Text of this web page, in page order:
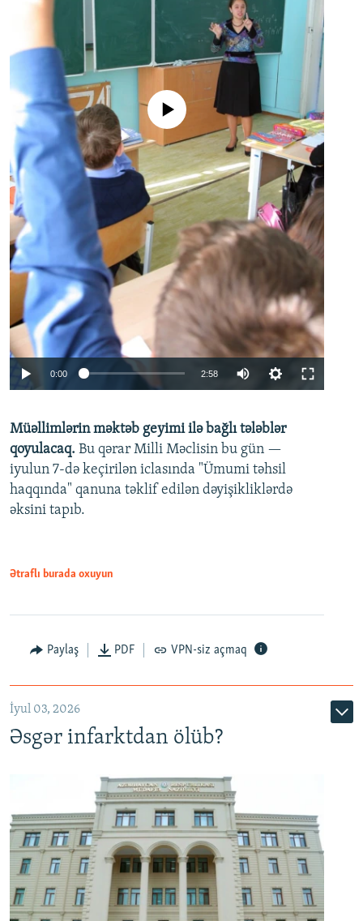
Auto 240p 360p 480p
720p 1080p
No media source currently available
0:00 2:58
360p
480p
720p
Müəllimlərin məktəb geyimi ilə bağlı tələblər
qoyulacaq. Bu qərar Milli Məclisin bu gün —
iyulun 7-də keçirilən iclasında "Ümumi təhsil
haqqında" qanuna təklif edilən dəyişikliklərdə
əksini tapıb.
Ətraflı burada oxuyun
Paylaş PDF VPN-siz açmaq
İyul 03, 2026
Əsgər infarktdan ölüb?